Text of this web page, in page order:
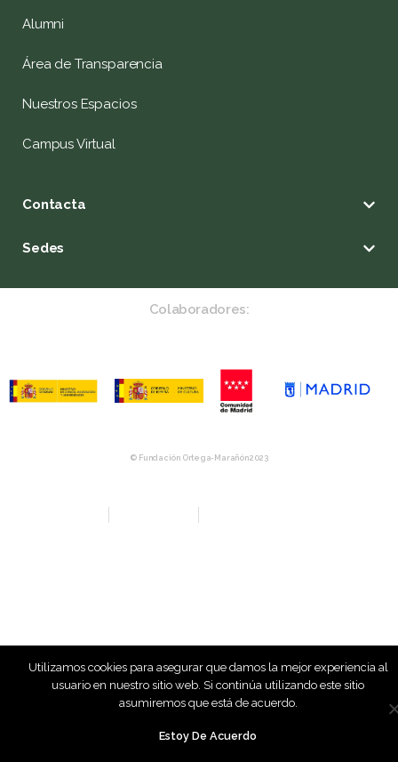
Alumni
Área de Transparencia
Nuestros Espacios
Campus Virtual
Contacta
Sedes
Colaboradores:
© Fundación Ortega-Marañón 2023
Utilizamos cookies para asegurar que damos la mejor experiencia al
usuario en nuestro sitio web. Si continúa utilizando este sitio
asumiremos que está de acuerdo.
Estoy De Acuerdo